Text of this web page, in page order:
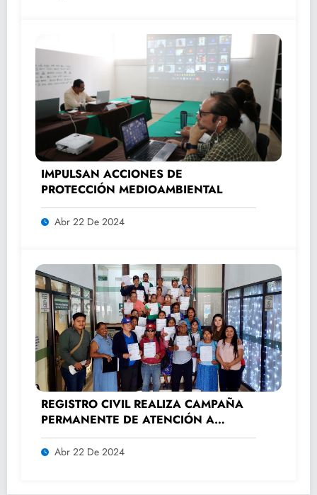
IMPULSAN ACCIONES DE
PROTECCIÓN MEDIOAMBIENTAL
Abr 22 De 2024
REGISTRO CIVIL REALIZA CAMPAÑA
PERMANENTE DE ATENCIÓN A
ADULTOS MAYORES.
Abr 22 De 2024